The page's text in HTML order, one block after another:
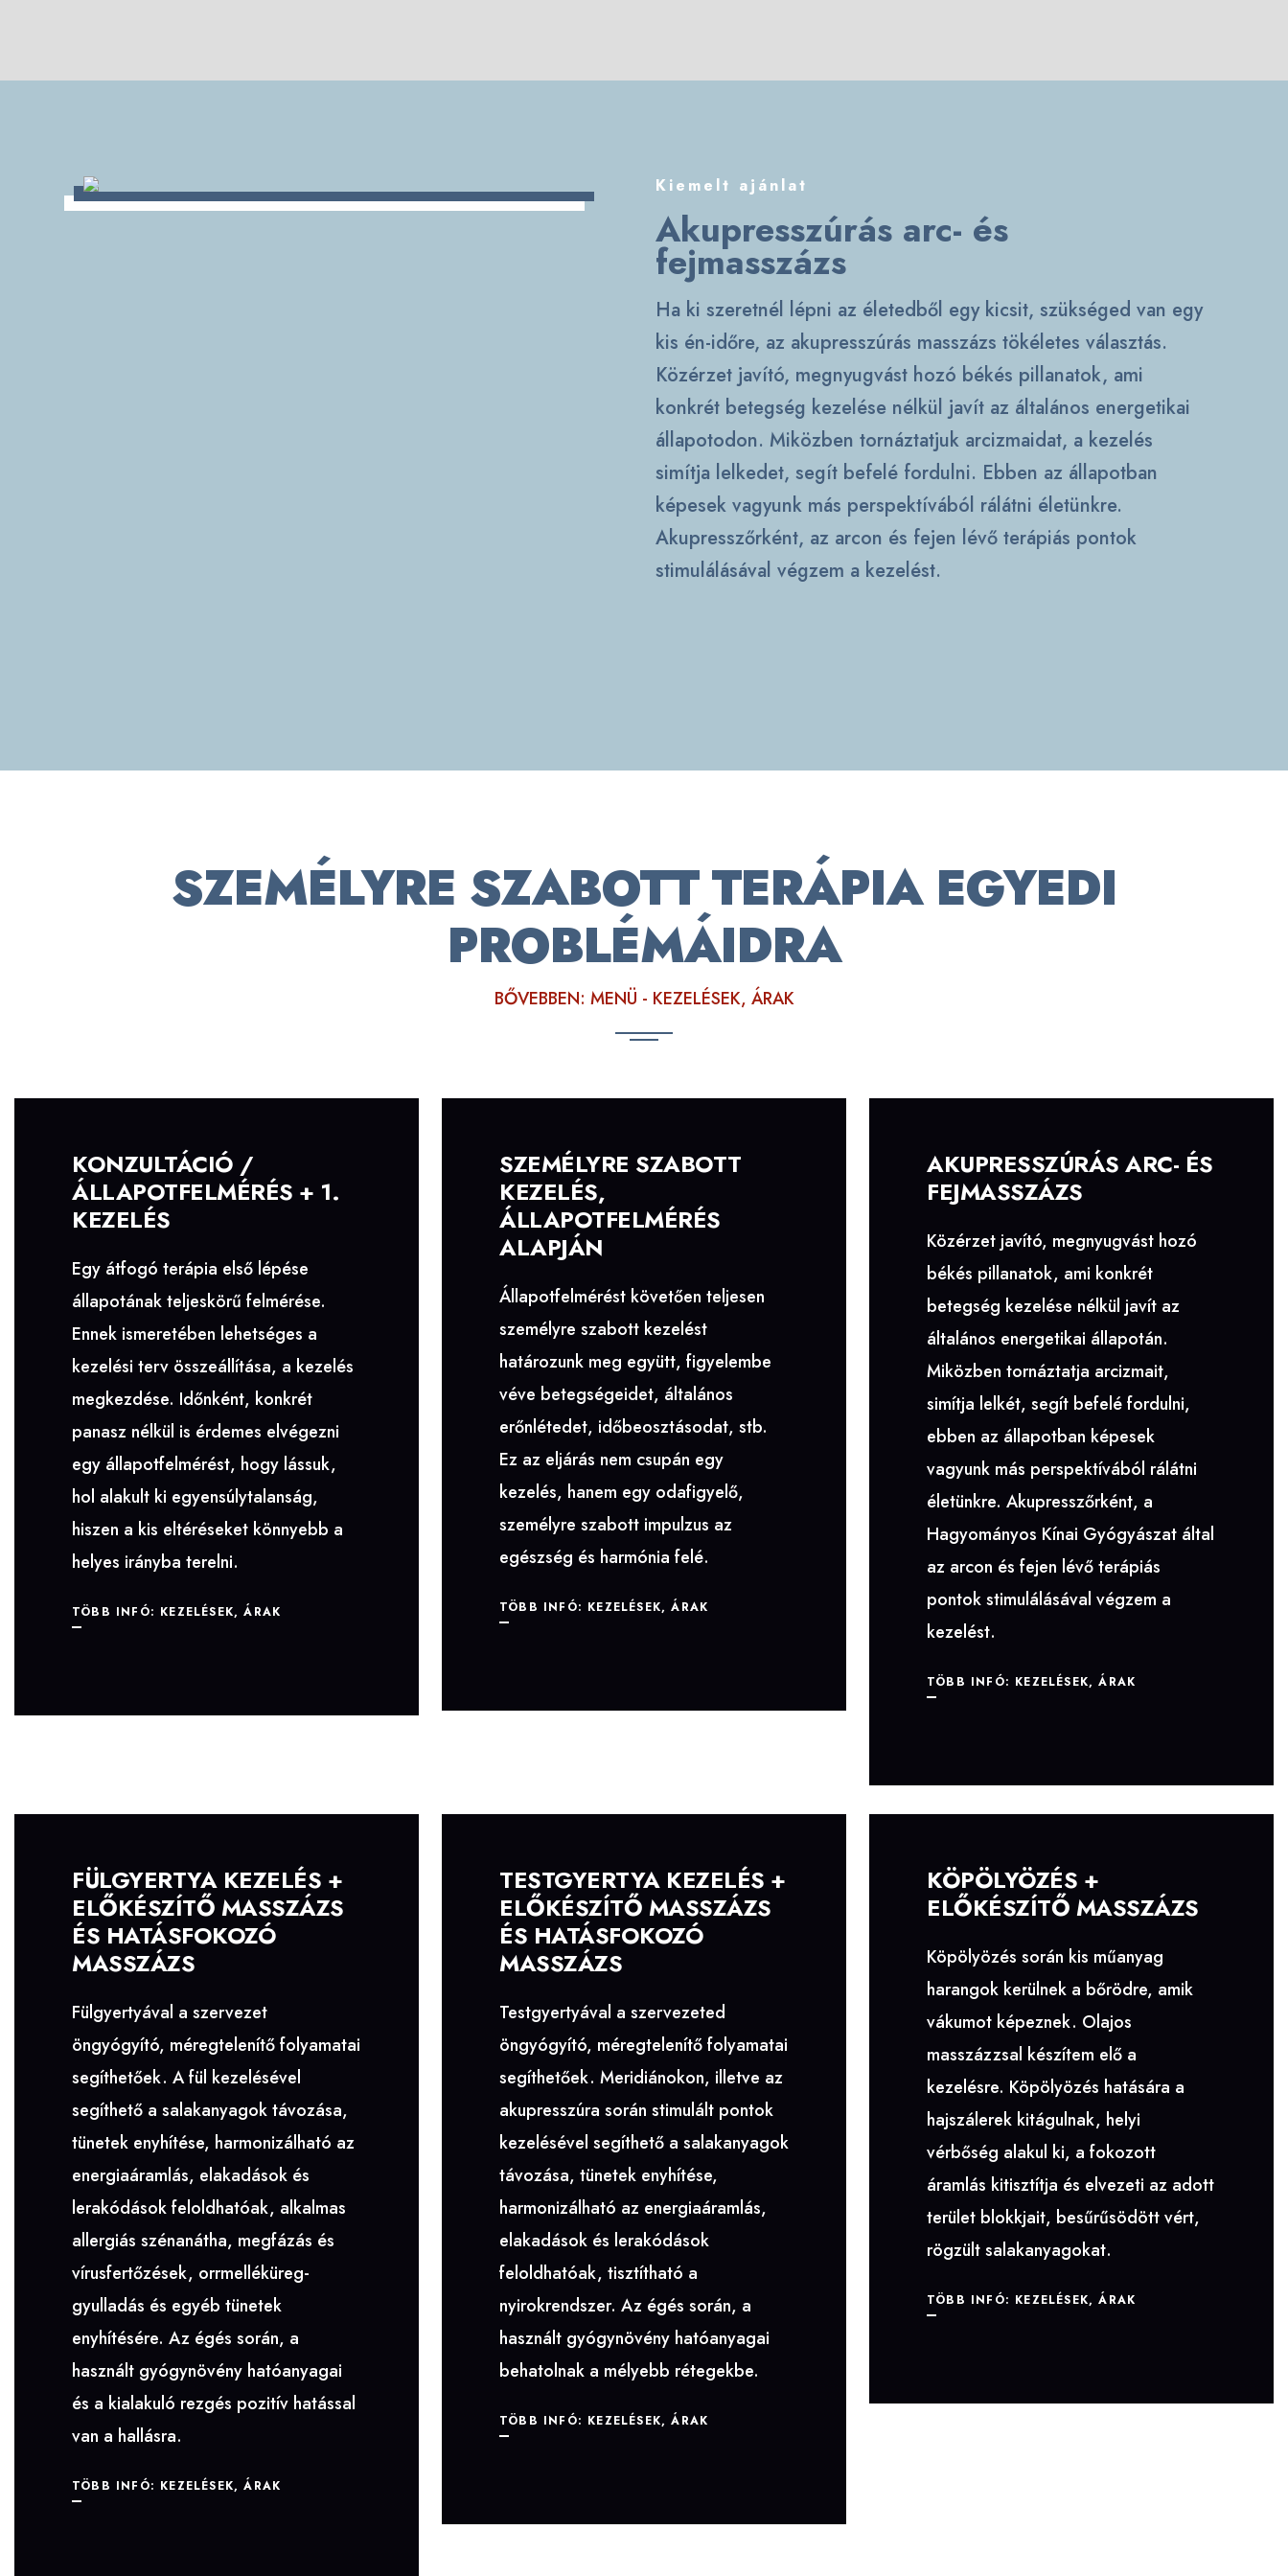
Kiemelt ajánlat
Akupresszúrás arc- és
fejmasszázs
Ha ki szeretnél lépni az életedből egy kicsit, szükséged van egy
kis én-időre, az akupresszúrás masszázs tökéletes választás.
Közérzet javító, megnyugvást hozó békés pillanatok, ami
konkrét betegség kezelése nélkül javít az általános energetikai
állapotodon. Miközben tornáztatjuk arcizmaidat, a kezelés
simítja lelkedet, segít befelé fordulni. Ebben az állapotban
képesek vagyunk más perspektívából rálátni életünkre.
Akupresszőrként, az arcon és fejen lévő terápiás pontok
stimulálásával végzem a kezelést.
SZEMÉLYRE SZABOTT TERÁPIA EGYEDI
PROBLÉMÁIDRA
BŐVEBBEN: MENÜ - KEZELÉSEK, ÁRAK
KONZULTÁCIÓ /
ÁLLAPOTFELMÉRÉS + 1.
KEZELÉS
Egy átfogó terápia első lépése
állapotának teljeskörű felmérése.
Ennek ismeretében lehetséges a
kezelési terv összeállítása, a kezelés
megkezdése. Időnként, konkrét
panasz nélkül is érdemes elvégezni
egy állapotfelmérést, hogy lássuk,
hol alakult ki egyensúlytalanság,
hiszen a kis eltéréseket könnyebb a
helyes irányba terelni.
TÖBB INFÓ: KEZELÉSEK, ÁRAK
SZEMÉLYRE SZABOTT
KEZELÉS,
ÁLLAPOTFELMÉRÉS
ALAPJÁN
Állapotfelmérést követően teljesen
személyre szabott kezelést
határozunk meg együtt, figyelembe
véve betegségeidet, általános
erőnlétedet, időbeosztásodat, stb.
Ez az eljárás nem csupán egy
kezelés, hanem egy odafigyelő,
személyre szabott impulzus az
egészség és harmónia felé.
TÖBB INFÓ: KEZELÉSEK, ÁRAK
AKUPRESSZÚRÁS ARC- ÉS
FEJMASSZÁZS
Közérzet javító, megnyugvást hozó
békés pillanatok, ami konkrét
betegség kezelése nélkül javít az
általános energetikai állapotán.
Miközben tornáztatja arcizmait,
simítja lelkét, segít befelé fordulni,
ebben az állapotban képesek
vagyunk más perspektívából rálátni
életünkre. Akupresszőrként, a
Hagyományos Kínai Gyógyászat által
az arcon és fejen lévő terápiás
pontok stimulálásával végzem a
kezelést.
TÖBB INFÓ: KEZELÉSEK, ÁRAK
FÜLGYERTYA KEZELÉS +
ELŐKÉSZÍTŐ MASSZÁZS
ÉS HATÁSFOKOZÓ
MASSZÁZS
Fülgyertyával a szervezet
öngyógyító, méregtelenítő folyamatai
segíthetőek. A fül kezelésével
segíthető a salakanyagok távozása,
tünetek enyhítése, harmonizálható az
energiaáramlás, elakadások és
lerakódások feloldhatóak, alkalmas
allergiás szénanátha, megfázás és
vírusfertőzések, orrmelléküreg-
gyulladás és egyéb tünetek
enyhítésére. Az égés során, a
használt gyógynövény hatóanyagai
és a kialakuló rezgés pozitív hatással
van a hallásra.
TÖBB INFÓ: KEZELÉSEK, ÁRAK
TESTGYERTYA KEZELÉS +
ELŐKÉSZÍTŐ MASSZÁZS
ÉS HATÁSFOKOZÓ
MASSZÁZS
Testgyertyával a szervezeted
öngyógyító, méregtelenítő folyamatai
segíthetőek. Meridiánokon, illetve az
akupresszúra során stimulált pontok
kezelésével segíthető a salakanyagok
távozása, tünetek enyhítése,
harmonizálható az energiaáramlás,
elakadások és lerakódások
feloldhatóak, tisztítható a
nyirokrendszer. Az égés során, a
használt gyógynövény hatóanyagai
behatolnak a mélyebb rétegekbe.
TÖBB INFÓ: KEZELÉSEK, ÁRAK
KÖPÖLYÖZÉS +
ELŐKÉSZÍTŐ MASSZÁZS
Köpölyözés során kis műanyag
harangok kerülnek a bőrödre, amik
vákumot képeznek. Olajos
masszázzsal készítem elő a
kezelésre. Köpölyözés hatására a
hajszálerek kitágulnak, helyi
vérbőség alakul ki, a fokozott
áramlás kitisztítja és elvezeti az adott
terület blokkjait, besűrűsödött vért,
rögzült salakanyagokat.
TÖBB INFÓ: KEZELÉSEK, ÁRAK